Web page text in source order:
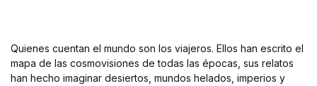
Quienes cuentan el mundo son los viajeros. Ellos han escrito el
mapa de las cosmovisiones de todas las épocas, sus relatos
han hecho imaginar desiertos, mundos helados, imperios y